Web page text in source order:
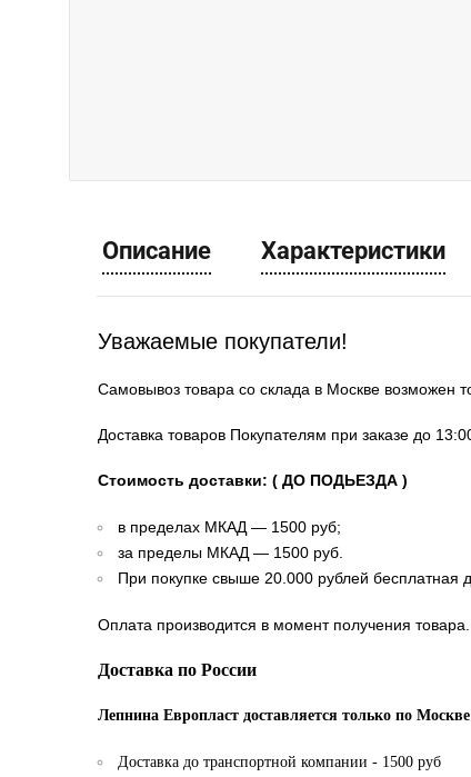
Описание Характеристики
Уважаемые покупатели!
Самовывоз товара со склада в Москве возможен
Доставка товаров Покупателям при заказе до
Стоимость доставки: ( ДО ПОДЬЕЗДА )
в пределах МКАД — 1500 руб;
за пределы МКАД — 1500 руб.
При покупке свыше 20.000 рублей бесплатная
Оплата производится в момент получения товара.
Доставка по России
Лепнина Европласт доставляется только по
Доставка до транспортной компании - 1500 руб